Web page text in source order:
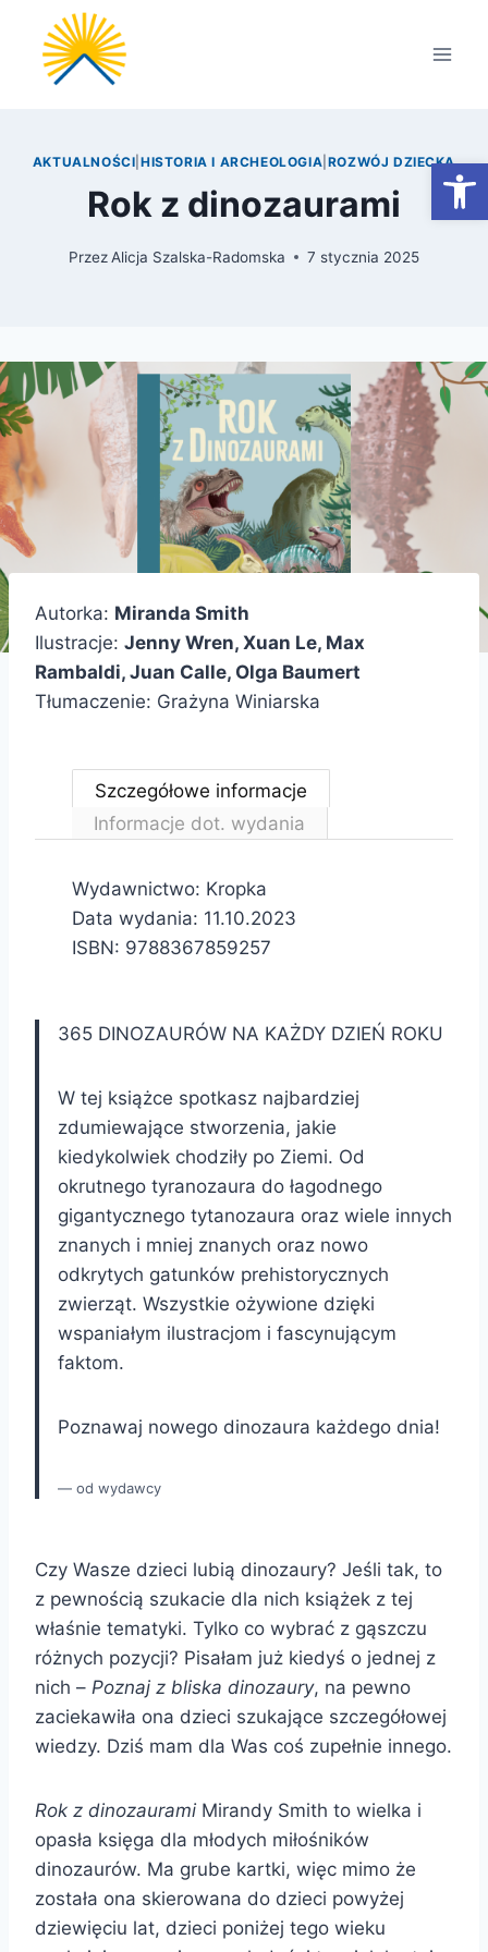
Przejdź
treści
AKTUALNOŚCI |HISTORIA I ARCHEOLOGIA ROZWÓJ DZIECKA
Rok z dinozaurami
Przez Alicja Szalska-Radomska 7 stycznia 2025
Autorka: Miranda Smith
Ilustracje: Jenny Wren, Xuan Le, Max
Rambaldi, Juan Calle, Olga Baumert
Tłumaczenie: Grażyna Winiarska
Szczegółowe informacje
Informacje dot. wydania
Wydawnictwo: Kropka
Data wydania: 11.10.2023
ISBN: 9788367859257
365 DINOZAURÓW NA KAŻDY DZIEŃ ROKU
W tej książce spotkasz najbardziej
zdumiewające stworzenia, jakie
kiedykolwiek chodziły po Ziemi. Od
okrutnego tyranozaura do łagodnego
gigantycznego tytanozaura oraz wiele innych
znanych i mniej znanych oraz nowo
odkrytych gatunków prehistorycznych
zwierząt. Wszystkie ożywione dzięki
wspaniałym ilustracjom i fascynującym
faktom.
Poznawaj nowego dinozaura każdego dnia!
od wydawcy
Czy Wasze dzieci lubią dinozaury? Jeśli tak, to
z pewnością szukacie dla nich książek z tej
właśnie tematyki. Tylko co wybrać z gąszczu
różnych pozycji? Pisałam już kiedyś o jednej z
nich – Poznaj z bliska dinozaury, na pewno
zaciekawiła ona dzieci szukające szczegółowej
wiedzy. Dziś mam dla Was coś zupełnie innego.
Rok z dinozaurami Mirandy Smith to wielka i
opasła księga dla młodych miłośników
dinozaurów. Ma grube kartki, więc mimo że
została ona skierowana do dzieci powyżej
dziewięciu lat, dzieci poniżej tego wieku